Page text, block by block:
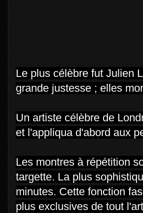
Le plus célèbre fut Julien
grande justesse ; elles
Un artiste célèbre de
et l'appliqua d'abord aux
Les montres à répétition
targette. La plus
minutes. Cette fonction
plus exclusives de tout